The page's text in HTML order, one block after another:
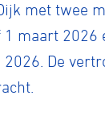
met twee
maart 2026
De